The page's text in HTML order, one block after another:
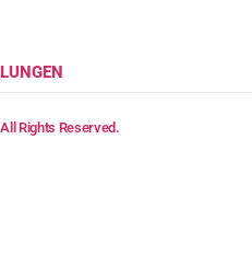
Rights Reserved.